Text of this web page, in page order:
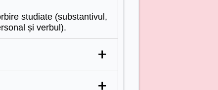
studiate (substantivul,
și verbul).
+
părți de vorbire
+